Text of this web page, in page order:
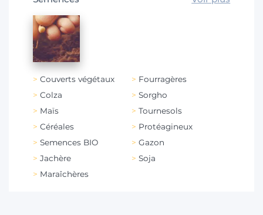
Couverts végétaux
Fourragères
Colza
Sorgho
Maïs
Tournesols
Céréales
Protéagineux
Semences BIO
Gazon
Jachère
Soja
Maraîchères